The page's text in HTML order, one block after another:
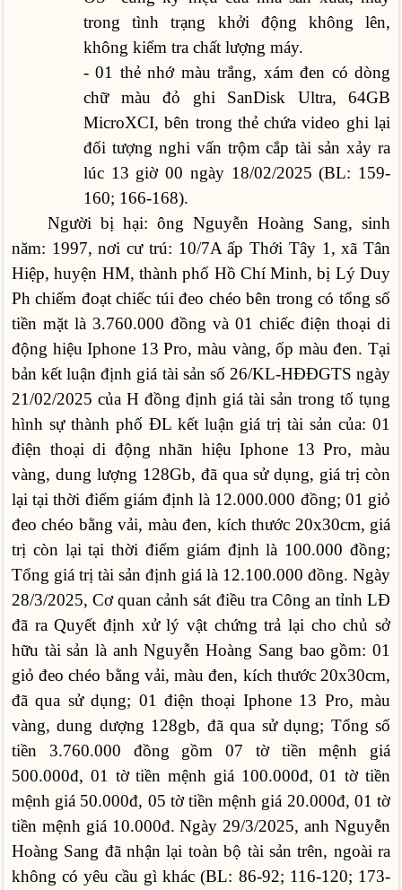
trong tình trạng khởi động không lên,
không kiểm tra chất lượng máy.
- 01 thẻ nhớ màu trắng, xám đen có dòng
chữ màu đỏ ghi SanDisk Ultra, 64GB
MicroXCI, bên trong thẻ chứa video ghi lại
đối tượng nghi vấn trộm cắp tài sản xảy ra
lúc 13 giờ 00 ngày 18/02/2025 (BL: 159-
160; 166-168).
Người bị hại: ông Nguyễn Hoàng Sang, sinh
năm: 1997, nơi cư trú: 10/7A ấp Thới Tây 1, xã Tân
Hiệp, huyện HM, thành phố Hồ Chí Minh, bị Lý Duy
Ph chiếm đoạt chiếc túi đeo chéo bên trong có tổng số
tiền mặt là 3.760.000 đồng và 01 chiếc điện thoại di
động hiệu Iphone 13 Pro, màu vàng, ốp màu đen. Tại
bản kết luận định giá tài sản số 26/KL-HĐĐGTS ngày
21/02/2025 của H đồng định giá tài sản trong tố tụng
hình sự thành phố ĐL kết luận giá trị tài sản của: 01
điện thoại di động nhãn hiệu Iphone 13 Pro, màu
vàng, dung lượng 128Gb, đã qua sử dụng, giá trị còn
lại tại thời điểm giám định là 12.000.000 đồng; 01 giỏ
đeo chéo bằng vải, màu đen, kích thước 20x30cm, giá
trị còn lại tại thời điểm giám định là 100.000 đồng;
Tổng giá trị tài sản định giá là 12.100.000 đồng. Ngày
28/3/2025, Cơ quan cảnh sát điều tra Công an tỉnh LĐ
đã ra Quyết định xử lý vật chứng trả lại cho chủ sở
hữu tài sản là anh Nguyễn Hoàng Sang bao gồm: 01
giỏ đeo chéo bằng vải, màu đen, kích thước 20x30cm,
đã qua sử dụng; 01 điện thoại Iphone 13 Pro, màu
vàng, dung dượng 128gb, đã qua sử dụng; Tổng số
tiền 3.760.000 đồng gồm 07 tờ tiền mệnh giá
500.000đ, 01 tờ tiền mệnh giá 100.000đ, 01 tờ tiền
mệnh giá 50.000đ, 05 tờ tiền mệnh giá 20.000đ, 01 tờ
tiền mệnh giá 10.000đ. Ngày 29/3/2025, anh Nguyễn
Hoàng Sang đã nhận lại toàn bộ tài sản trên, ngoài ra
không có yêu cầu gì khác (BL: 86-92; 116-120; 173-